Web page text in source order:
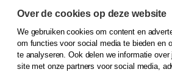
© 2026Koninklijke Boom uitgevers
Klantenservice
Service & informatie
Over de cookies op deze website
We gebruiken cookies om content en
om functies voor social media te bieden en
te analyseren. Ook delen we informatie
site met onze partners voor social media,